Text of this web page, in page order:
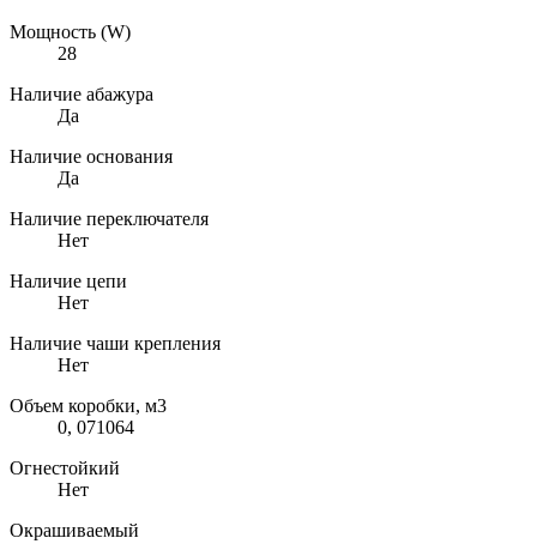
Мощность (W)
28
Наличие абажура
Да
Наличие основания
Да
Наличие переключателя
Нет
Наличие цепи
Нет
Наличие чаши крепления
Нет
Объем коробки, м3
0, 071064
Огнестойкий
Нет
Окрашиваемый